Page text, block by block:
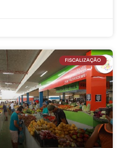
FISCALIZAÇÃO